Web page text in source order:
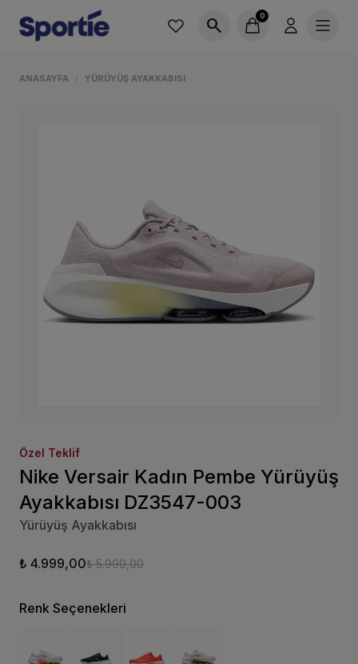
search 0
ANASAYFA YÜRÜYÜŞ AYAKKABISI
Özel Teklif
Nike Versair Kadın Pembe Yürüyüş
Ayakkabısı DZ3547-003
Yürüyüş Ayakkabısı
₺ 4.999,00₺ 5.999,00
Renk Seçenekleri